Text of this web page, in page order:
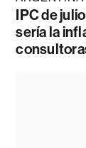
IPC de
sería la